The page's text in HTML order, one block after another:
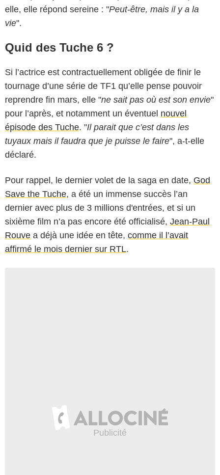
elle, elle répond sereine : "Peut-être, mais il y a la
vie".
Quid des Tuche 6 ?
Si l’actrice est contractuellement obligée de finir le
tournage d’une série de TF1 qu’elle pense pouvoir
reprendre fin mars, elle "ne sait pas où est son envie"
pour l’après, et notamment un éventuel nouvel
épisode des Tuche. "Il parait que c’est dans les
tuyaux mais il faudra que je puisse le faire", a-t-elle
déclaré.
Pour rappel, le dernier volet de la saga en date, God
Save the Tuche, a été un immense succès l’an
dernier avec plus de 3 millions d'entrées, et si un
sixième film n’a pas encore été officialisé, Jean-Paul
Rouve a déjà une idée en tête, comme il l’avait
affirmé le mois dernier sur RTL.